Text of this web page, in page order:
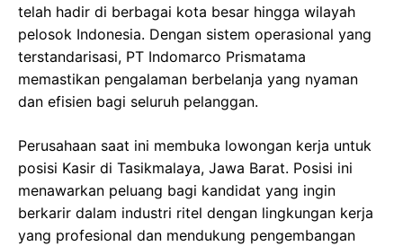
telah hadir di berbagai kota besar hingga wilayah
pelosok Indonesia. Dengan sistem operasional yang
terstandarisasi, PT Indomarco Prismatama
memastikan pengalaman berbelanja yang nyaman
dan efisien bagi seluruh pelanggan.
Perusahaan saat ini membuka lowongan kerja untuk
posisi Kasir di Tasikmalaya, Jawa Barat. Posisi ini
menawarkan peluang bagi kandidat yang ingin
berkarir dalam industri ritel dengan lingkungan kerja
yang profesional dan mendukung pengembangan